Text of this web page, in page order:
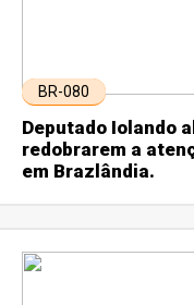
BR-080
Deputado Iolando
redobrarem a
em Brazlândia.